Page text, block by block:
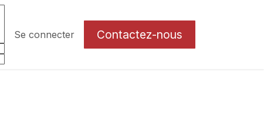
Se connecter Contactez-nous